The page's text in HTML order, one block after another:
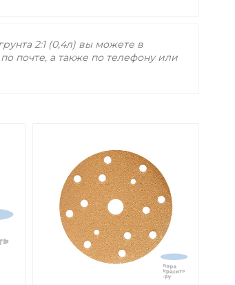
2:1 (0,4л) вы можете в
почте, а также по телефону или